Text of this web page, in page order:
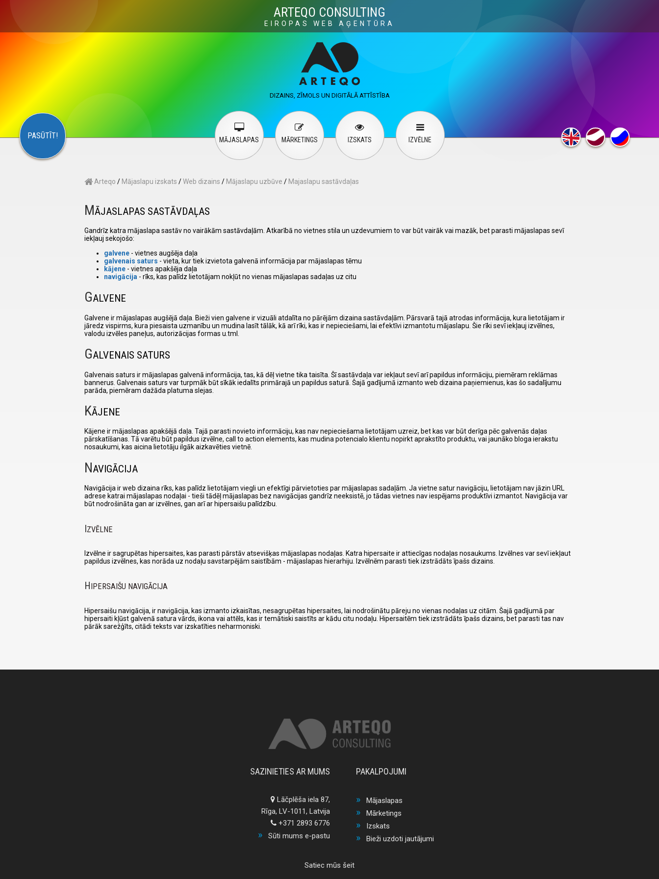
ARTEQO CONSULTING
EIROPAS WEB AĢENTŪRA
DIZAINS, ZĪMOLS UN DIGITĀLĀ ATTĪSTĪBA
PASŪTĪT! MĀJASLAPAS MĀRKETINGS IZSKATS IZVĒLNE
English Русский
Contact Us
×
Arteqo / Mājaslapu izskats /Web dizains / Mājaslapu uzbūve / Majaslapu sastāvdaļas
MĀJASLAPAS SASTĀVDAĻAS
Gandrīz katra mājaslapa sastāv no vairākām sastāvdaļām. Atkarībā no vietnes stila un uzdevumiem to var būt vairāk vai mazāk, bet parasti mājaslapas sevī
iekļauj sekojošo:
galvene - vietnes augšēja daļa
galvenais saturs - vieta, kur tiek izvietota galvenā informācija par mājaslapas tēmu
kājene - vietnes apakšēja daļa
navigācija - rīks, kas palīdz lietotājam nokļūt no vienas mājaslapas sadaļas uz citu
GALVENE
Galvene ir mājaslapas augšējā daļa. Bieži vien galvene ir vizuāli atdalīta no pārējām dizaina sastāvdaļām. Pārsvarā tajā atrodas informācija, kura lietotājam ir
jāredz vispirms, kura piesaista uzmanību un mudina lasīt tālāk, kā arī rīki, kas ir nepieciešami, lai efektīvi izmantotu mājaslapu. Šie rīki sevī iekļauj izvēlnes,
valodu izvēles paneļus, autorizācijas formas u.tml.
GALVENAIS SATURS
Galvenais saturs ir mājaslapas galvenā informācija, tas, kā dēļ vietne tika taisīta. Šī sastāvdaļa var iekļaut sevī arī papildus informāciju, piemēram reklāmas
bannerus. Galvenais saturs var turpmāk būt sīkāk iedalīts primārajā un papildus saturā. Šajā gadījumā izmanto web dizaina paņiemienus, kas šo sadalījumu
parāda, piemēram dažāda platuma slejas.
KĀJENE
Kājene ir mājaslapas apakšējā daļa. Tajā parasti novieto informāciju, kas nav nepieciešama lietotājam uzreiz, bet kas var būt derīga pēc galvenās daļas
pārskatīšanas. Tā varētu būt papildus izvēlne, call to action elements, kas mudina potencialo klientu nopirkt aprakstīto produktu, vai jaunāko bloga ierakstu
nosaukumi, kas aicina lietotāju ilgāk aizkavēties vietnē.
NAVIGĀCIJA
Navigācija ir web dizaina rīks, kas palīdz lietotājam viegli un efektīgi pārvietoties par mājaslapas sadaļām. Ja vietne satur navigāciju, lietotājam nav jāzin URL
adrese katrai mājaslapas nodaļai - tieši tādēļ mājaslapas bez navigācijas gandrīz neeksistē, jo tādas vietnes nav iespējams produktīvi izmantot. Navigācija var
būt nodrošināta gan ar izvēlnes, gan arī ar hipersaišu palīdzību.
IZVĒLNE
Izvēlne ir sagrupētas hipersaites, kas parasti pārstāv atsevišķas mājaslapas nodaļas. Katra hipersaite ir attiecīgas nodaļas nosaukums. Izvēlnes var sevī iekļaut
papildus izvēlnes, kas norāda uz nodaļu savstarpējām saistībām - mājaslapas hierarhiju. Izvēlnēm parasti tiek izstrādāts īpašs dizains.
H IPERSAIŠU NAVIGĀCIJA
Hipersaišu navigācija, ir navigācija, kas izmanto izkaisītas, nesagrupētas hipersaites, lai nodrošinātu pāreju no vienas nodaļas uz citām. Šajā gadījumā par
hipersaiti kļūst galvenā satura vārds, ikona vai attēls, kas ir temātiski saistīts ar kādu citu nodaļu. Hipersaitēm tiek izstrādāts īpašs dizains, bet parasti tas nav
pārāk sarežģīts, citādi teksts var izskatīties neharmoniski.
SAZINIETIES AR MUMS
Lāčplēša iela 87,
Rīga, LV-1011, Latvija
+371 2893 6776
Sūti mums e-pastu
PAKALPOJUMI
Mājaslapas
Mārketings
Izskats
Bieži uzdoti jautājumi
Satiec mūs šeit